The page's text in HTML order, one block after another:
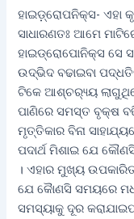
ହାଇଡ଼୍ରୋପନିକ୍ସ- ଏହା
ସାଧାରଣତଃ ଆମେ
ହାଇଡ୍ରୋପୋନିକ୍ସ ସେ
ଉଦ୍ଭିଦ ବଢାଇବା
ଟିକେ ଆଶ୍ଚର‌୍ୟ୍ୟ
ପାଣିରେ ସମସ୍ତ ବୃକ୍ଷ
ମୃତ୍ତିକାର ବିନା
ପଦାର୍ଥ ମିଶାଇ ଯେ
। ଏହାର ମୁଖ୍ୟ
ଯେ କୈାଣସି ସମୟରେ
ସମସ୍ୟାକୁ ଦୂର